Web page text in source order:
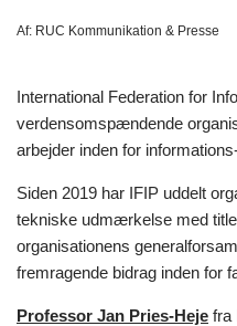
Af: RUC Kommunikation & Presse
International Federation for
verdensomspændende
arbejder inden for
Siden 2019 har IFIP uddelt
tekniske udmærkelse med
organisationens
fremragende bidrag inden for
Professor Jan Pries-Heje fra